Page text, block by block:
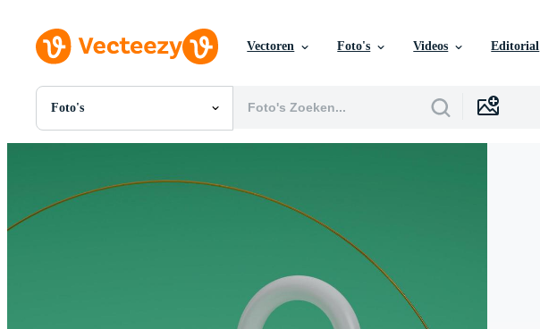
Vectoren Foto's Videos Editorial
Foto's
Alle Afbeeldingen
PSDs